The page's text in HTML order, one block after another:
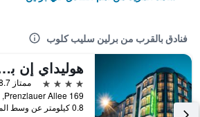
فنادق بالقرب من برلين سليب كلوب
هوليداي إن برلين سيتي سنتر
4 نجوم
ممتاز 8.7
0.8 كيلومتر عن وسط المدينة